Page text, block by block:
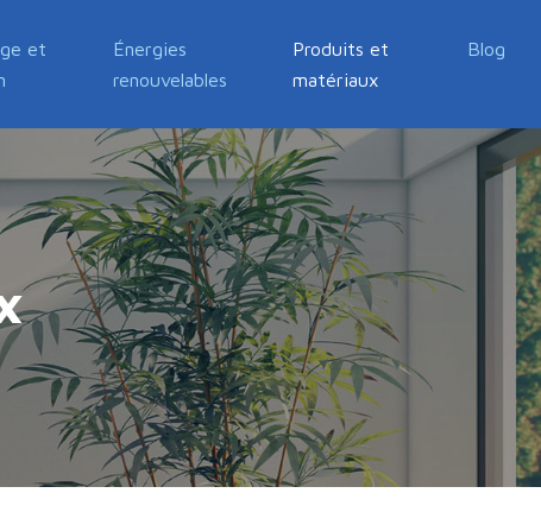
et
Énergies
renouvelables
Produits et
matériaux
Blog